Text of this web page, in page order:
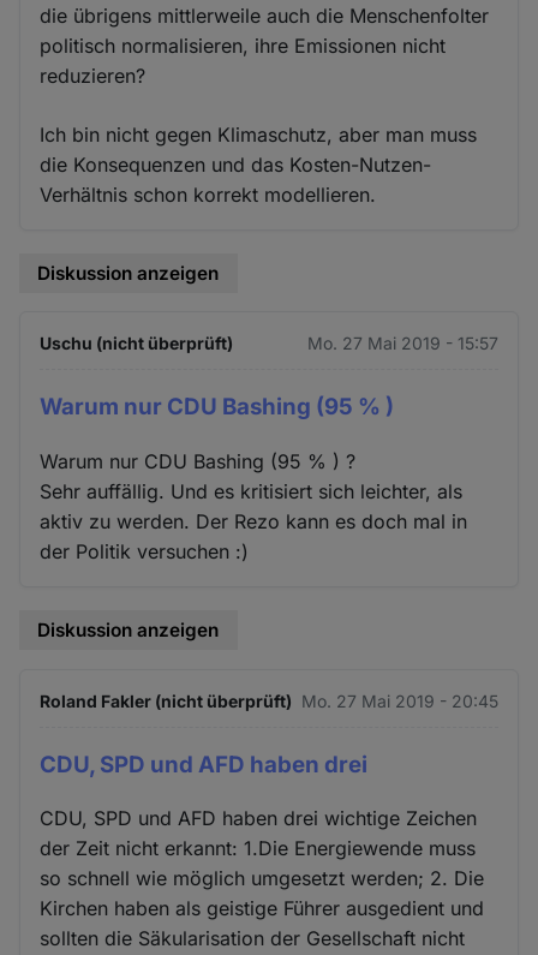
die übrigens mittlerweile auch die Menschenfolter
politisch normalisieren, ihre Emissionen nicht
reduzieren?
Ich bin nicht gegen Klimaschutz, aber man muss
die Konsequenzen und das Kosten-Nutzen-
Verhältnis schon korrekt modellieren.
Diskussion anzeigen
Uschu (nicht überprüft) Mo. 27 Mai 2019 - 15:57
Warum nur CDU Bashing (95 % )
Warum nur CDU Bashing (95 % ) ?
Sehr auffällig. Und es kritisiert sich leichter, als
aktiv zu werden. Der Rezo kann es doch mal in
der Politik versuchen :)
Diskussion anzeigen
Roland Fakler (nicht überprüft) Mo. 27 Mai 2019 - 20:45
CDU, SPD und AFD haben drei
CDU, SPD und AFD haben drei wichtige Zeichen
der Zeit nicht erkannt: 1.Die Energiewende muss
so schnell wie möglich umgesetzt werden; 2. Die
Kirchen haben als geistige Führer ausgedient und
sollten die Säkularisation der Gesellschaft nicht